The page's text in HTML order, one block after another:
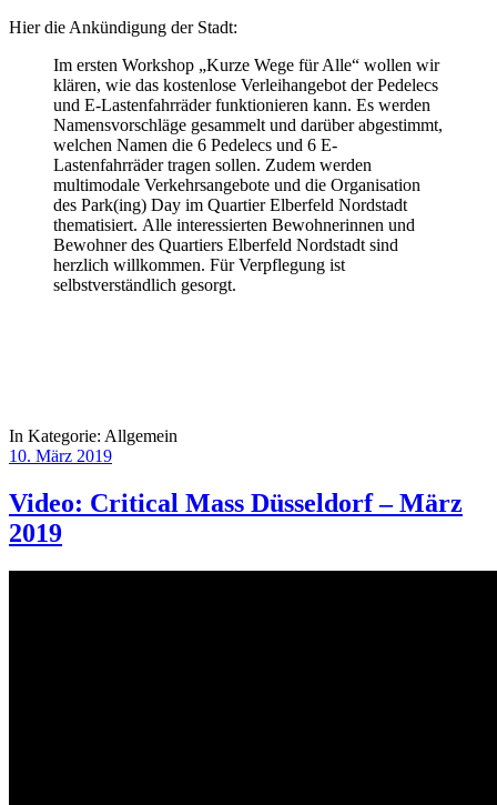
Hier die Ankündigung der Stadt:
Im ersten Workshop „Kurze Wege für Alle“ wollen wir
klären, wie das kostenlose Verleihangebot der Pedelecs
und E-Lastenfahrräder funktionieren kann. Es werden
Namensvorschläge gesammelt und darüber abgestimmt,
welchen Namen die 6 Pedelecs und 6 E-
Lastenfahrräder tragen sollen. Zudem werden
multimodale Verkehrsangebote und die Organisation
des Park(ing) Day im Quartier Elberfeld Nordstadt
thematisiert. Alle interessierten Bewohnerinnen und
Bewohner des Quartiers Elberfeld Nordstadt sind
herzlich willkommen. Für Verpflegung ist
selbstverständlich gesorgt.
In Kategorie: Allgemein
10. März 2019
Video: Critical Mass Düsseldorf – März
2019